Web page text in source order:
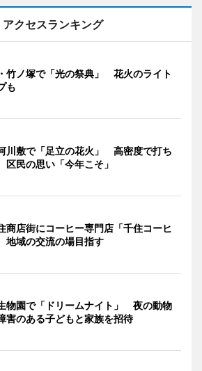
アクセスランキング
竹ノ塚で「光の祭典」 花火のライト
も
川敷で「足立の花火」 高密度で打ち
区民の思い「今年こそ」
商店街にコーヒー専門店「千住コーヒ
域の交流の場目指す
物園で「ドリームナイト」 夜の動物
害のある子どもと家族を招待